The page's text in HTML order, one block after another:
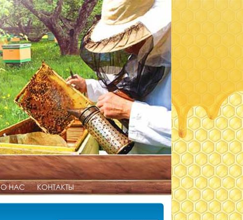
О НАС КОНТАКТЫ